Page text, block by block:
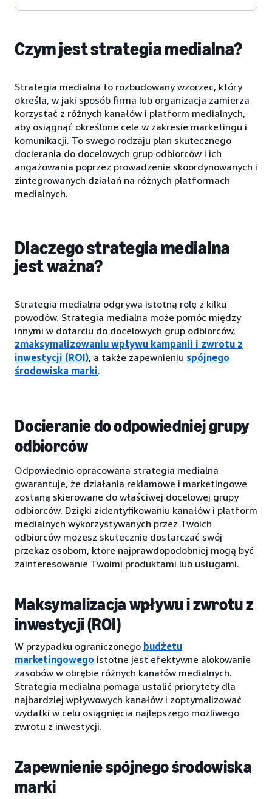
Czym jest strategia medialna?
Strategia medialna to rozbudowany wzorzec, który
określa, w jaki sposób firma lub organizacja zamierza
korzystać z różnych kanałów i platform medialnych,
aby osiągnąć określone cele w zakresie marketingu i
komunikacji. To swego rodzaju plan skutecznego
docierania do docelowych grup odbiorców i ich
angażowania poprzez prowadzenie skoordynowanych i
zintegrowanych działań na różnych platformach
medialnych.
Dlaczego strategia medialna
jest ważna?
Strategia medialna odgrywa istotną rolę z kilku
powodów. Strategia medialna może pomóc między
innymi w dotarciu do docelowych grup odbiorców,
zmaksymalizowaniu wpływu kampanii i zwrotu z
inwestycji (ROI), a także zapewnieniu spójnego
środowiska marki.
Docieranie do odpowiedniej grupy
odbiorców
Odpowiednio opracowana strategia medialna
gwarantuje, że działania reklamowe i marketingowe
zostaną skierowane do właściwej docelowej grupy
odbiorców. Dzięki zidentyfikowaniu kanałów i platform
medialnych wykorzystywanych przez Twoich
odbiorców możesz skutecznie dostarczać swój
przekaz osobom, które najprawdopodobniej mogą być
zainteresowanie Twoimi produktami lub usługami.
Maksymalizacja wpływu i zwrotu z
inwestycji (ROI)
W przypadku ograniczonego budżetu
marketingowego istotne jest efektywne alokowanie
zasobów w obrębie różnych kanałów medialnych.
Strategia medialna pomaga ustalić priorytety dla
najbardziej wpływowych kanałów i zoptymalizować
wydatki w celu osiągnięcia najlepszego możliwego
zwrotu z inwestycji.
Zapewnienie spójnego środowiska
marki